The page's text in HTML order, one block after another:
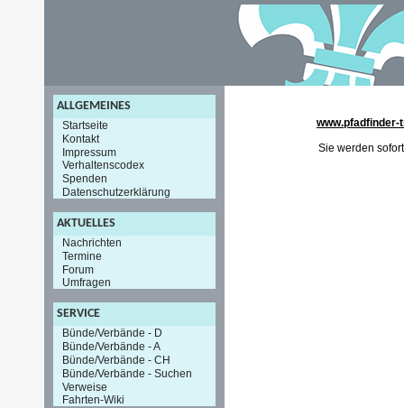
ALLGEMEINES
Startseite
Kontakt
Impressum
Verhaltenscodex
Spenden
Datenschutzerklärung
AKTUELLES
Nachrichten
Termine
Forum
Umfragen
SERVICE
Bünde/Verbände - D
Bünde/Verbände - A
Bünde/Verbände - CH
Bünde/Verbände - Suchen
Verweise
Fahrten-Wiki
www.pfadfinder-
Sie werden